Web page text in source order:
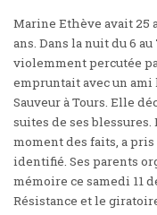
Marine Ethève avait 25
ans. Dans la nuit du 6
violemment percutée
empruntait avec un
Sauveur à Tours. Elle
suites de ses blessures.
moment des faits, a
identifié. Ses parents
mémoire ce samedi 11
Résistance et le